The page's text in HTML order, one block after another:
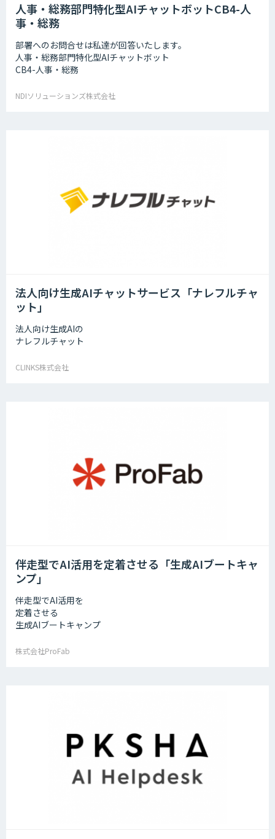
人事・総務部門特化型AIチャットボットCB4-人
事・総務
部署へのお問合せは私達が回答いたします。
人事・総務部門特化型AIチャットボット
CB4-人事・総務
NDIソリューションズ株式会社
法人向け生成AIチャットサービス「ナレフルチャ
ット」
法人向け生成AIの
ナレフルチャット
CLINKS株式会社
伴走型でAI活用を定着させる「生成AIブートキャ
ンプ」
伴走型でAI活用を
定着させる
生成AIブートキャンプ
株式会社ProFab